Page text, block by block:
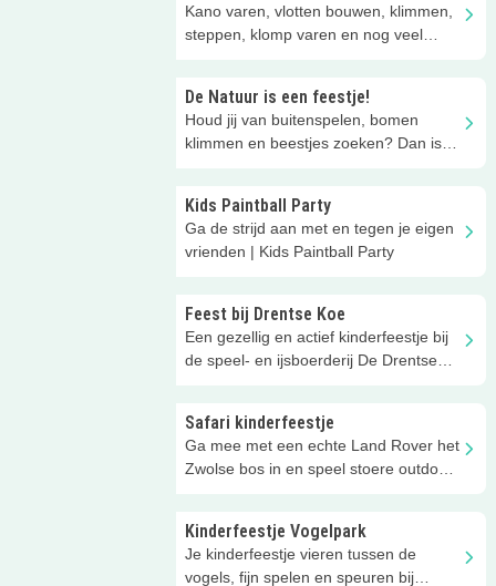
Kano varen, vlotten bouwen, klimmen,
steppen, klomp varen en nog veel
De Natuur is een feestje!
Houd jij van buitenspelen, bomen
klimmen en beestjes zoeken? Dan is
Kids Paintball Party
Ga de strijd aan met en tegen je eigen
vrienden | Kids Paintball Party
Feest bij Drentse Koe
Een gezellig en actief kinderfeestje bij
de speel- en ijsboerderij De Drentse
Safari kinderfeestje
Ga mee met een echte Land Rover het
Zwolse bos in en speel stoere outdoor
Kinderfeestje Vogelpark
Je kinderfeestje vieren tussen de
vogels, fijn spelen en speuren bij